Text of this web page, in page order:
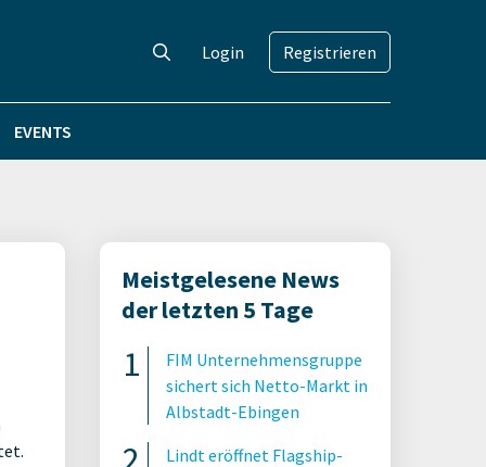
Login Registrieren
EVENTS
Meistgelesene News
der letzten 5 Tage
FIM Unternehmensgruppe
sichert sich Netto-Markt in
Albstadt-Ebingen
Lindt eröffnet Flagship-